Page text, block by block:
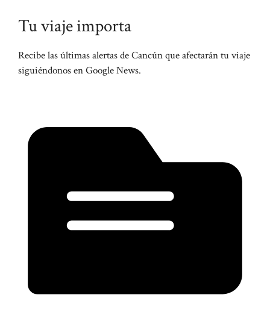
Tu viaje importa
Recibe las últimas alertas de Cancún que afectarán tu viaje
siguiéndonos en Google News.